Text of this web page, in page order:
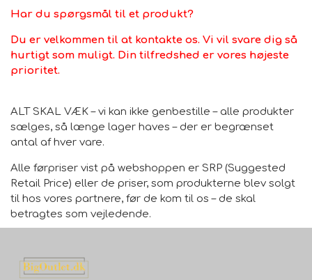
Har du spørgsmål til et produkt?
Du er velkommen til at kontakte os. Vi vil svare dig så
hurtigt som muligt. Din tilfredshed er vores højeste
prioritet.
ALT SKAL VÆK – vi kan ikke genbestille – alle produkter
sælges, så længe lager haves – der er begrænset
antal af hver vare.
Alle førpriser vist på webshoppen er SRP (Suggested
Retail Price) eller de priser, som produkterne blev solgt
til hos vores partnere, før de kom til os – de skal
betragtes som vejledende.